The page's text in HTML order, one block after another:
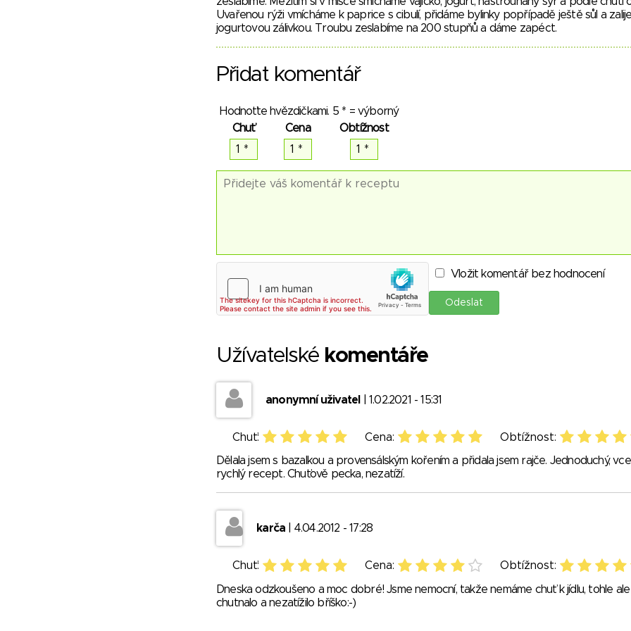
Uvařenou rýži vmícháme k paprice s cibulí, přidáme bylinky popřípadě ještě sůl a
jogurtovou zálivkou. Troubu zeslabíme na 200 stupňů a dáme zapéct.
Přidat komentář
Hodnoťte hvězdičkami. 5 * = výborný
Chuť
Cena Obtížnost
Vložit komentář bez hodnocení
Užívatelské komentáře
anonymní uživatel | 1.02.2021 - 15:31
Chuť: Cena: Obtížnost:
Dělala jsem s bazalkou a provensálským kořením a přidala jsem rajče. Jednoduchý,
rychlý recept. Chuťově pecka, nezatíží.
karča | 4.04.2012 - 17:28
Chuť: Cena: Obtížnost:
Dneska odzkoušeno a moc dobré! Jsme nemocní, takže nemáme chuť k jídlu, tohle
chutnalo a nezatížilo bříško:-)